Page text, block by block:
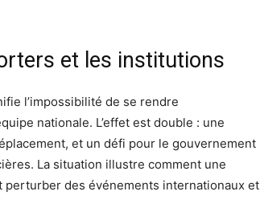
et les institutions
l’impossibilité de se rendre
nationale. L’effet est double : une
et un défi pour le gouvernement
La situation illustre comment une
des événements internationaux et